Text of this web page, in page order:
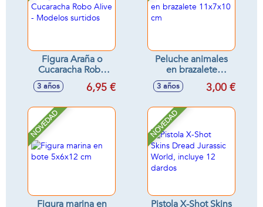
Figura Araña o
Cucaracha Robo
Alive - Modelos
surtidos
3 años 6,95 €
Peluche animales
en brazalete
11x7x10 cm
3 años 3,00 €
NOVEDAD
Figura marina en
NOVEDAD
Pistola X-Shot Skins